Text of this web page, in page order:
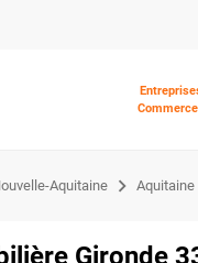
Aquitaine Aquitaine
Gironde